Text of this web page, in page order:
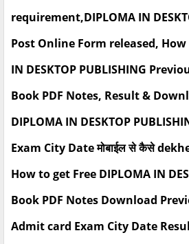
requirement,DIPLOMA IN
Post Online Form released, How
IN DESKTOP PUBLISHING
Book PDF Notes, Result &
DIPLOMA IN DESKTOP
Exam City Date मोबाईल से कैसे
How to get Free DIPLOMA IN
Book PDF Notes Download
Admit card Exam City Date